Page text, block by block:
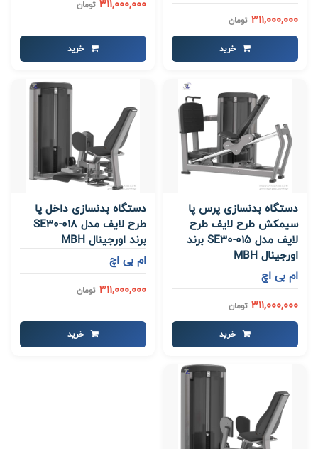
311,000,000 تومان
خرید
311,000,000 تومان
خرید
دستگاه بدنسازی پرس پا
سیمکش طرح لایف طرح
لایف مدل SE30-015 برند
اورجینال MBH
ام بی اچ
311,000,000 تومان
خرید
دستگاه بدنسازی داخل پا
طرح لایف مدل SE30-018
برند اورجینال MBH
ام بی اچ
311,000,000 تومان
خرید